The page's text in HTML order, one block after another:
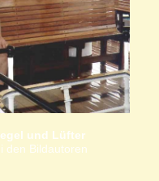
und Lüfter
den Bildautoren